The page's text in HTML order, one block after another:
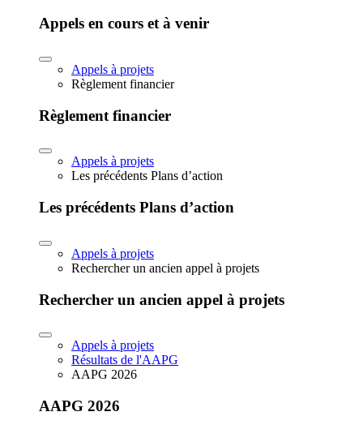
Appels en cours et à venir
Appels à projets
Règlement financier
Règlement financier
Appels à projets
Les précédents Plans d’action
Les précédents Plans d’action
Appels à projets
Rechercher un ancien appel à projets
Rechercher un ancien appel à projets
Appels à projets
Résultats de l'AAPG
AAPG 2026
AAPG 2026